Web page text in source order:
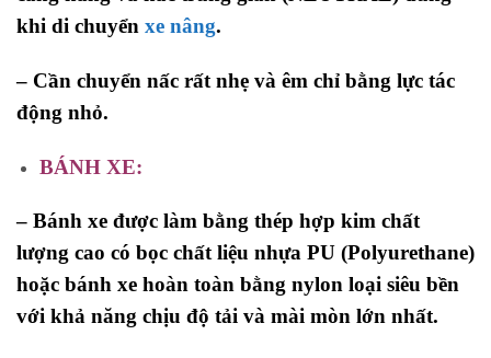
khi di chuyển xe nâng.
– Cần chuyển nấc rất nhẹ và êm chỉ bằng lực tác
động nhỏ.
BÁNH XE:
– Bánh xe được làm bằng thép hợp kim chất
lượng cao có bọc chất liệu nhựa PU (Polyurethane)
hoặc bánh xe hoàn toàn bằng nylon loại siêu bền
với khả năng chịu độ tải và mài mòn lớn nhất.